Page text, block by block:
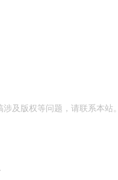
及版权等问题，请联系本站。